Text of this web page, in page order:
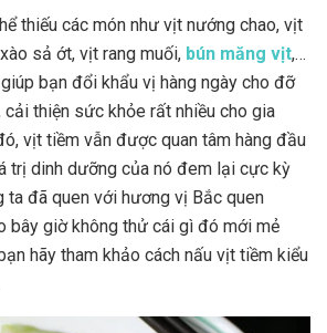
thiếu các món như vịt nướng chao, vịt
sả ớt, vịt rang muối, bún măng vịt,…
bạn đổi khẩu vị hàng ngày cho đỡ
cải thiện sức khỏe rất nhiều cho gia
vịt tiềm vẫn được quan tâm hàng đầu
trị dinh dưỡng của nó đem lại cực kỳ
ta đã quen với hương vị Bắc quen
bây giờ không thử cái gì đó mới mẻ
hãy tham khảo cách nấu vịt tiềm kiểu